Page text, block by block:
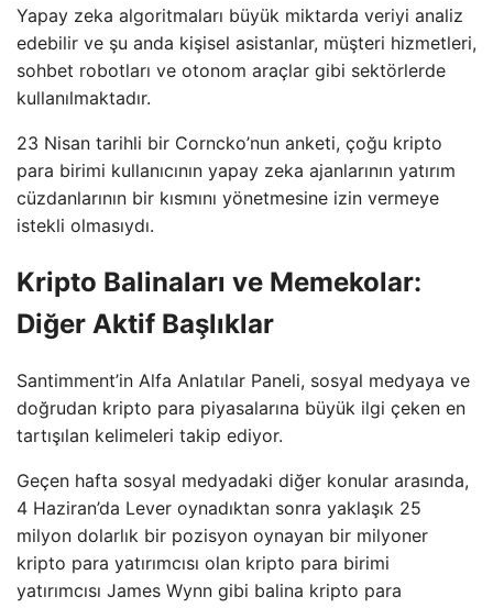
Yapay zeka algoritmaları büyük miktarda veriyi analiz
edebilir ve şu anda kişisel asistanlar, müşteri hizmetleri,
sohbet robotları ve otonom araçlar gibi sektörlerde
kullanılmaktadır.
23 Nisan tarihli bir Corncko’nun anketi, çoğu kripto
para birimi kullanıcının yapay zeka ajanlarının yatırım
cüzdanlarının bir kısmını yönetmesine izin vermeye
istekli olmasıydı.
Kripto Balinaları ve Memekolar:
Diğer Aktif Başlıklar
Santimment’in Alfa Anlatılar Paneli, sosyal medyaya ve
doğrudan kripto para piyasalarına büyük ilgi çeken en
tartışılan kelimeleri takip ediyor.
Geçen hafta sosyal medyadaki diğer konular arasında,
4 Haziran’da Lever oynadıktan sonra yaklaşık 25
milyon dolarlık bir pozisyon oynayan bir milyoner
kripto para yatırımcısı olan kripto para birimi
yatırımcısı James Wynn gibi balina kripto para